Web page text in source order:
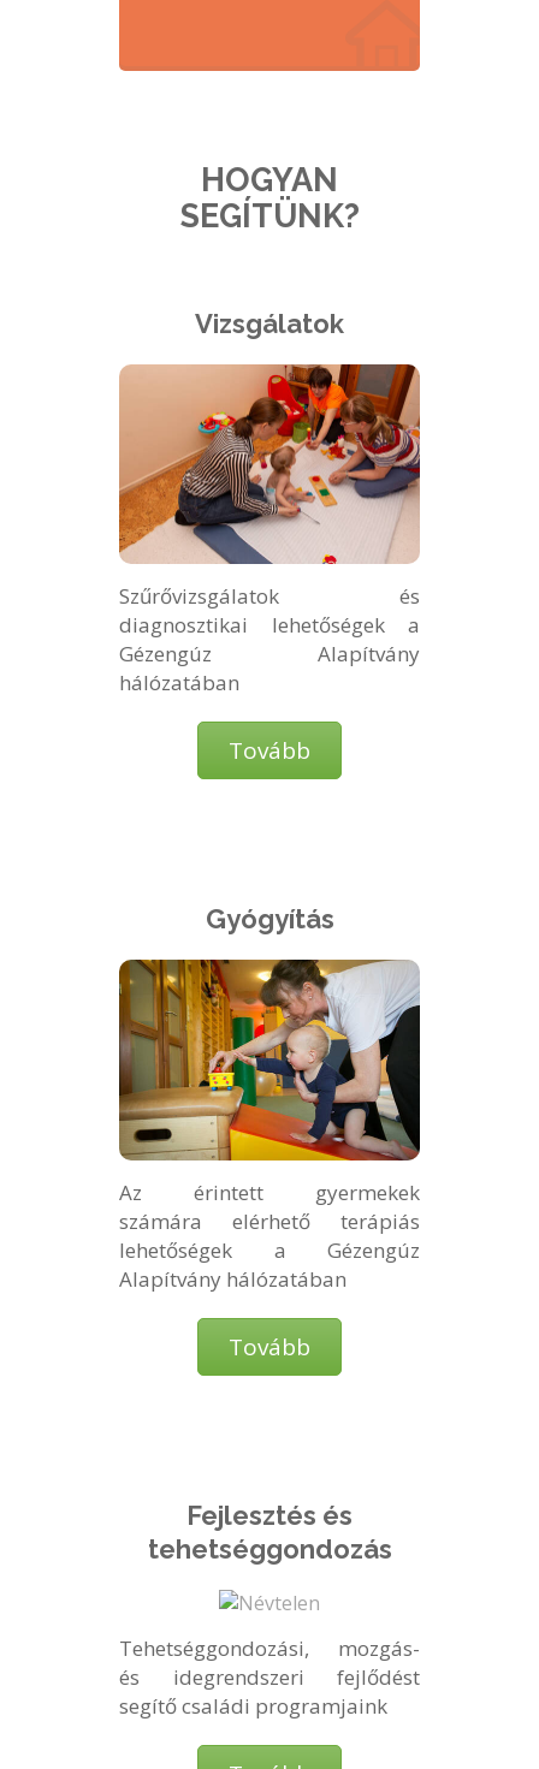
HOGYAN
SEGÍTÜNK?
Vizsgálatok
Szűrővizsgálatok és
diagnosztikai lehetőségek a
Gézengúz Alapítvány
hálózatában
Tovább
Gyógyítás
Az érintett gyermekek
számára elérhető terápiás
lehetőségek a Gézengúz
Alapítvány hálózatában
Tovább
Fejlesztés és
tehetséggondozás
Tehetséggondozási, mozgás-
és idegrendszeri fejlődést
segítő családi programjaink